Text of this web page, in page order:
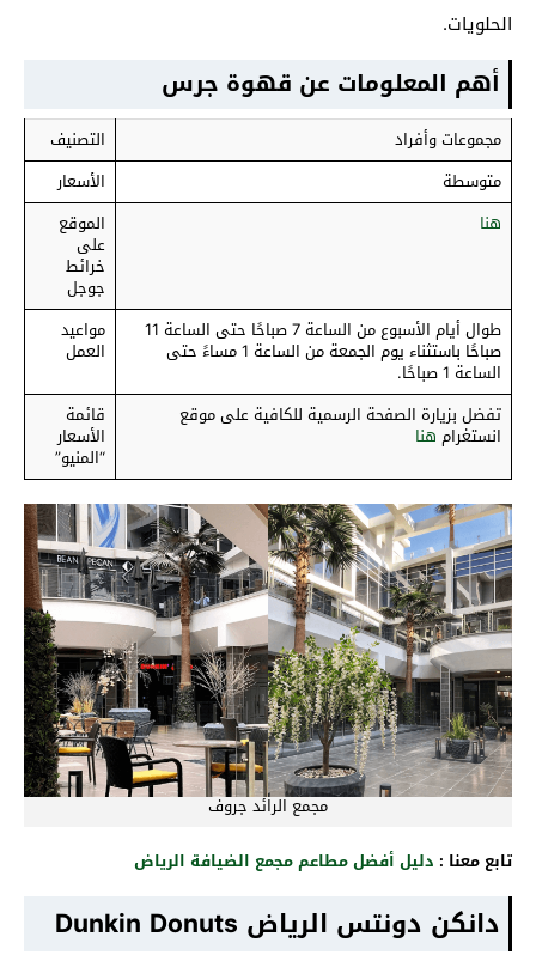
الحلويات.
أهم المعلومات عن قهوة جرس
مجموعات وأفراد
التصنيف
متوسطة
الأسعار
هنا
الموقع
على
خرائط
جوجل
طوال أيام الأسبوع من الساعة 7 صباحًا حتى الساعة 11
صباحًا باستثناء يوم الجمعة من الساعة 1 مساءً حتى
الساعة 1 صباحًا.
مواعيد
العمل
تفضل بزيارة الصفحة الرسمية للكافية على موقع
انستغرام هنا
قائمة
الأسعار
“المنيو”
مجمع الرائد جروف
تابع معنا : دليل أفضل مطاعم مجمع الضيافة الرياض
دانكن دونتس الرياض Dunkin Donuts